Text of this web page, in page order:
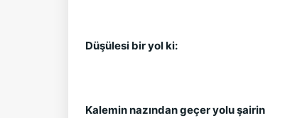
Düşülesi bir yol ki:
Kalemin nazından geçer yolu şairin